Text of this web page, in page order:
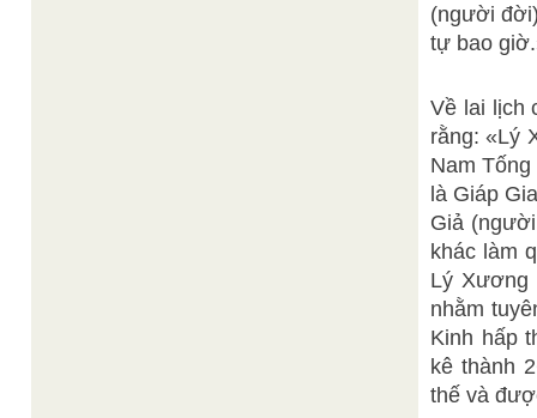
(người
tự bao
Về lai lịch
rằng: «Lý
Nam
là Giáp
Giả
khác làm
Lý Xương
nhằm
Kinh hấp
kê thành
thế và